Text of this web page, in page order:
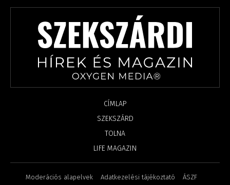
CÍMLAP
SZEKSZÁRD
TOLNA
LIFE MAGAZIN
Moderációs alapelvek Adatkezelési tájékoztató
ÁSZF